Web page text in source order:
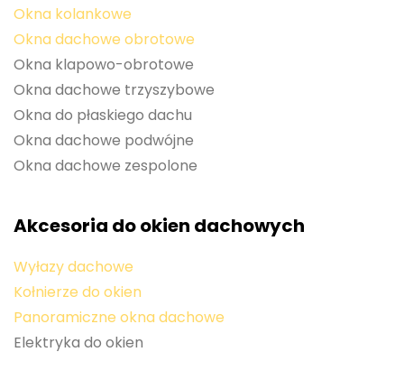
Okna kolankowe
Okna dachowe obrotowe
Okna klapowo-obrotowe
Okna dachowe trzyszybowe
Okna do płaskiego dachu
Okna dachowe podwójne
Okna dachowe zespolone
Akcesoria do okien dachowych
Wyłazy dachowe
Kołnierze do okien
Panoramiczne okna dachowe
Elektryka do okien